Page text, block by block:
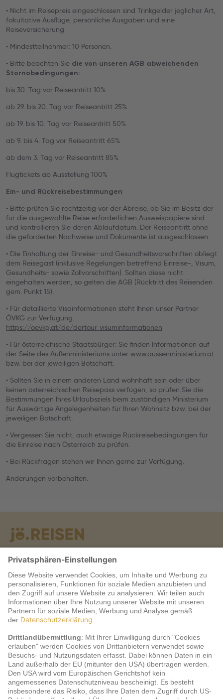
• Nicht im Reisepreis eingeschlossen sind Trinkgelder jeglicher Art,
fakultative Ausflüge, persönliche Ausgaben und eine
Reiseversicherung
• Mindestteilnehmer: 10 Personen.
• Bitte beachten Sie die von unseren AGB abweichenden
Stornobedingungen:
bis 30. Tag vor Reiseantritt 10%
ab 29. bis 20. Tag vor Reiseantritt 25%
ab 19. bis 10. Tag vor Reiseantritt 50%
ab 9. bis 4. Tag vor Reiseantritt 65%
ab dem 3. Tag vor Reiseantritt 85%
Flugtickets ab Ausstellung 100%
Ein- und Rückreisebestimmungen
• Bitte prüfen Sie rechtzeitig vor der Abreise, ob Sie im Besitz der
für die ausgewählte Reise erforderlichen Ausweispapiere sind
und kontrollieren Sie deren Ablaufdatum. Der Reiseantritt ohne
die geforderten Nachweise und Dokumente ist ausgeschlossen.
• Die Einhaltung der Einreise- und Gesundheitsvorschriften obliegt
dem Reisegast (inklusive Regelungen betreffend Einreise-, Visum,
Gesundheits- sowie Zollvorschriften). Sollten diese nicht
eingehalten werden, so gelten die AGB (Rücktritt des Reisenden
gem. Punkt 15).
• Für detaillierte Visainformationen steht Ihnen unser Partner
ÖVKG zur Verfügung:
https://oevkg.at/de/dertour_visuminformationen
• Für österreichische Staatsbürger: Sie finden Informationen auf
der Seite des Außenministeriums unter www.aussenministerium.at
bzw. bei der jeweiligen Botschaft.
• Sollten Sie in einem anderen Land wohnhaft sein oder über
keinen österreichischen Reisepass verfügen, so prüfen Sie die
Bestimmungen Ihres Urlaubsziels beim zuständigen Ministerium
für Auswärtige Angelegenheiten für Ihren Wohnsitz bzw. bei der
jeweiligen Botschaft.
• Vergessen Sie nicht, auch etwaige Rückreisebedingungen für
die Einreise nach Österreich zu prüfen.
• Bei Rückfragen stehen wir Ihnen gerne zur Verfügung.
Änderungen vorbehalten.
Warum jö?
Service
jö Bonus Club Partner